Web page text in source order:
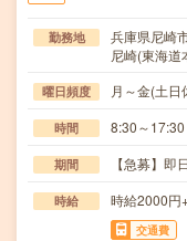
勤務地
兵庫県尼崎
尼崎(東海
曜日頻度 月～金(土日
時間 8:30～
期間 【急募】
時給 時給2000
交通費